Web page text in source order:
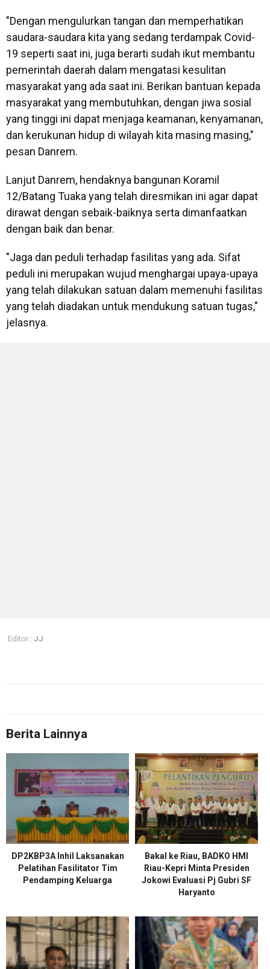
"Dengan mengulurkan tangan dan memperhatikan
saudara-saudara kita yang sedang terdampak Covid-
19 seperti saat ini, juga berarti sudah ikut membantu
pemerintah daerah dalam mengatasi kesulitan
masyarakat yang ada saat ini. Berikan bantuan kepada
masyarakat yang membutuhkan, dengan jiwa sosial
yang tinggi ini dapat menjaga keamanan, kenyamanan,
dan kerukunan hidup di wilayah kita masing masing,"
pesan Danrem.
Lanjut Danrem, hendaknya bangunan Koramil
12/Batang Tuaka yang telah diresmikan ini agar dapat
dirawat dengan sebaik-baiknya serta dimanfaatkan
dengan baik dan benar.
"Jaga dan peduli terhadap fasilitas yang ada. Sifat
peduli ini merupakan wujud menghargai upaya-upaya
yang telah dilakukan satuan dalam memenuhi fasilitas
yang telah diadakan untuk mendukung satuan tugas,"
jelasnya.
Editor : JJ
Berita Lainnya
DP2KBP3A Inhil Laksanakan
Pelatihan Fasilitator Tim
Pendamping Keluarga
Bakal ke Riau, BADKO HMI
Riau-Kepri Minta Presiden
Jokowi Evaluasi Pj Gubri SF
Haryanto